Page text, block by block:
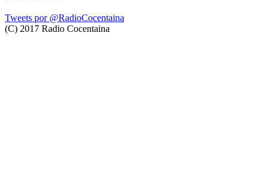
Tweets por @RadioCocentaina
(C) 2017 Radio Cocentaina